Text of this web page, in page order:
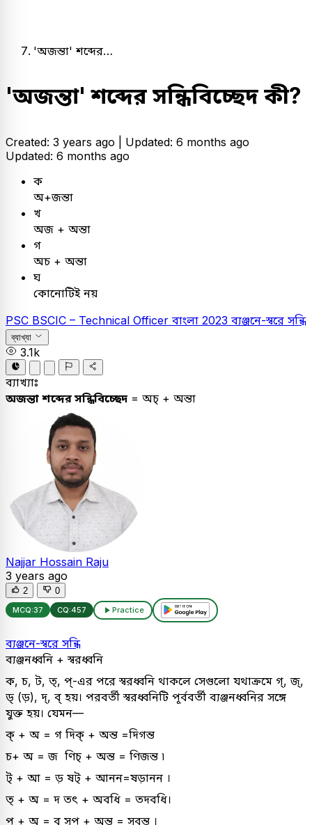
'অজন্তা' শব্দের…
'অজন্তা' শব্দের সন্ধিবিচ্ছেদ কী?
Created: 3 years ago | Updated: 6 months ago
Updated: 6 months ago
ক
অ+জন্তা
খ
অজ + অন্তা
গ
অচ + অন্তা
ঘ
কোনোটিই নয়
PSC BSCIC – Technical Officer বাংলা 2023 ব্যঞ্জনে-স্বরে সন্ধি
ব্যাখ্যা
3.1k
ব্যাখ্যাঃ
অজন্তা শব্দের সন্ধিবিচ্ছেদ = অচ্ + অন্তা
Najjar Hossain Raju
3 years ago
2 0
MCQ:37 CQ:457 Practice
ব্যঞ্জনে-স্বরে সন্ধি
ব্যঞ্জনধ্বনি + স্বরধ্বনি
ক, চ, ট, ত্, প্-এর পরে স্বরধ্বনি থাকলে সেগুলো যথাক্রমে গ্, জ্,
ড্ (ড়), দ্, ব্ হয়। পরবর্তী স্বরধ্বনিটি পূর্ববর্তী ব্যঞ্জনধ্বনির সঙ্গে
যুক্ত হয়। যেমন—
ক্ + অ = গ দিক্ + অন্ত =দিগন্ত
চ+ অ = জ ণিচ্ + অন্ত = ণিজন্ত ৷
ট্ + আ = ড় ষট্ + আনন=ষড়ানন ।
ত্ + অ = দ তৎ + অবধি = তদবধি।
প্ + অ = ব সুপ্ + অন্ত = সুবন্ত ।